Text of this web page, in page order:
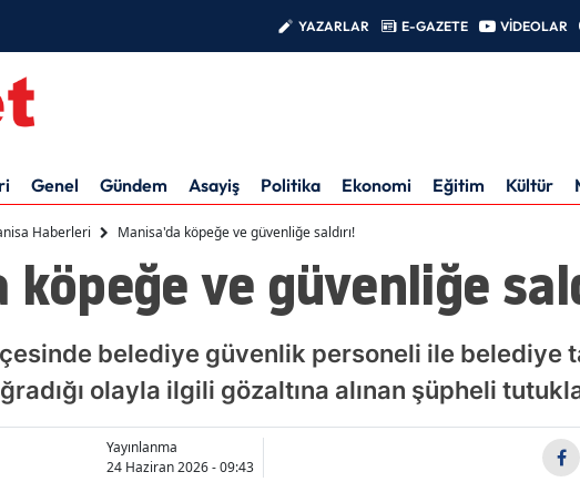
YAZARLAR E-GAZETE VİDEOLAR
Genel Gündem Asayiş Politika Ekonomi Eğitim Kültür
Haberleri Manisa'da köpeğe ve güvenliğe saldırı!
ve güvenliğe
belediye güvenlik personeli ile belediye
olayla ilgili gözaltına alınan şüpheli
Yayınlanma
24 Haziran 2026 - 09:43